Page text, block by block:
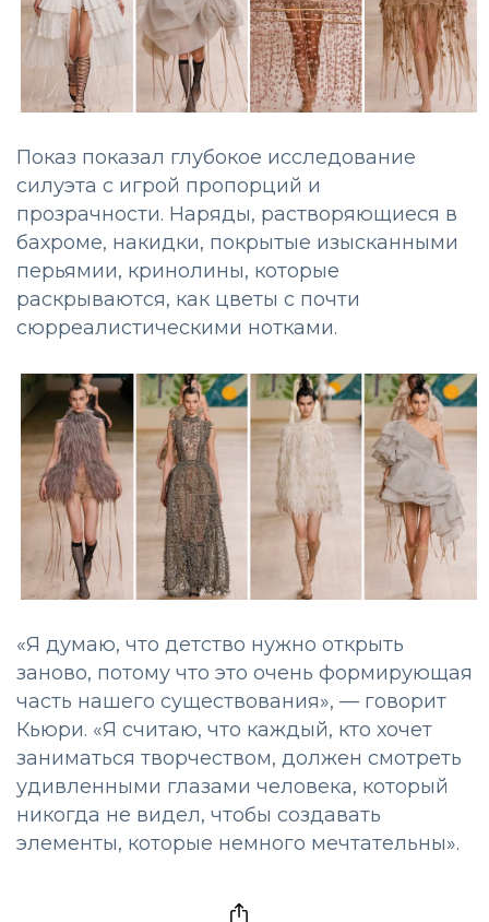
Показ показал глубокое исследование
силуэта с игрой пропорций и
прозрачности. Наряды, растворяющиеся в
бахроме, накидки, покрытые изысканными
перьямии, кринолины, которые
раскрываются, как цветы с почти
сюрреалистическими нотками.
«Я думаю, что детство нужно открыть
заново, потому что это очень формирующая
часть нашего существования», — говорит
Кьюри. «Я считаю, что каждый, кто хочет
заниматься творчеством, должен смотреть
удивленными глазами человека, который
никогда не видел, чтобы создавать
элементы, которые немного мечтательны».